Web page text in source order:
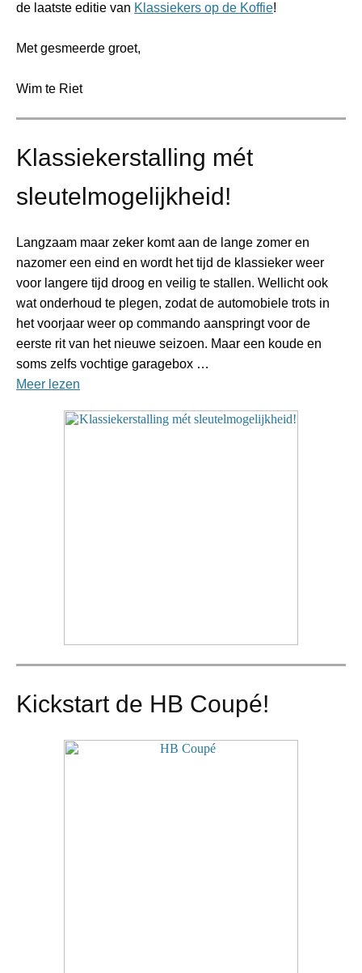
de laatste editie van Klassiekers op de Koffie!
Met gesmeerde groet,
Wim te Riet
Klassiekerstalling mét
sleutelmogelijkheid!
Langzaam maar zeker komt aan de lange zomer en
nazomer een eind en wordt het tijd de klassieker weer
voor langere tijd droog en veilig te stallen. Wellicht ook
wat onderhoud te plegen, zodat de automobiele trots in
het voorjaar weer op commando aanspringt voor de
eerste rit van het nieuwe seizoen. Maar een koude en
soms zelfs vochtige garagebox …
Meer lezen
Kickstart de HB Coupé!